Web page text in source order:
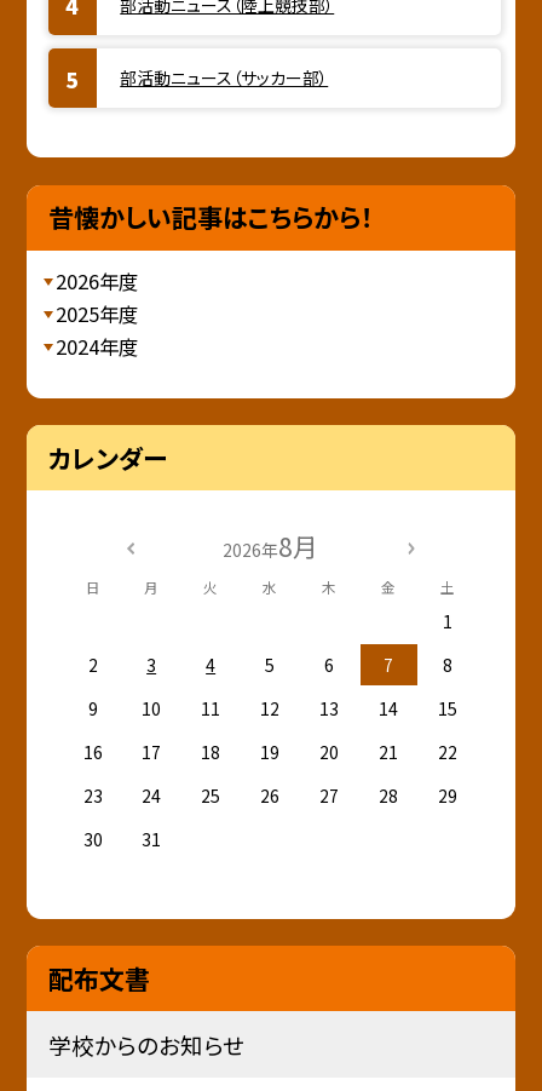
部活動ニュース（サッカー部）
昔懐かしい記事はこちらから！
2026年度
2025年度
2024年度
カレンダー
2026年8月
日 月 火 水 木 金 土
1
2
3 4 5 6 7
8
9
10 11 12 13 14
15
16
17 18 19 20 21
22
23
24 25 26 27 28
29
30
31
配布文書
学校からのお知らせ